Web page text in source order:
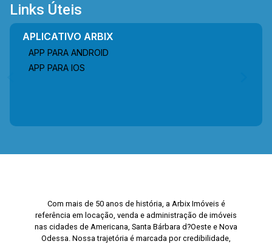
Links Úteis
APLICATIVO ARBIX
APP PARA ANDROID
APP PARA IOS
Com mais de 50 anos de história, a Arbix Imóveis é
referência em locação, venda e administração de imóveis
nas cidades de Americana, Santa Bárbara d?Oeste e Nova
Odessa. Nossa trajetória é marcada por credibilidade,